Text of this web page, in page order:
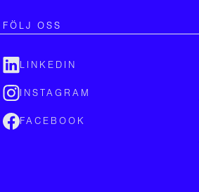
FÖLJ OSS
LINKEDIN
INSTAGRAM
FACEBOOK